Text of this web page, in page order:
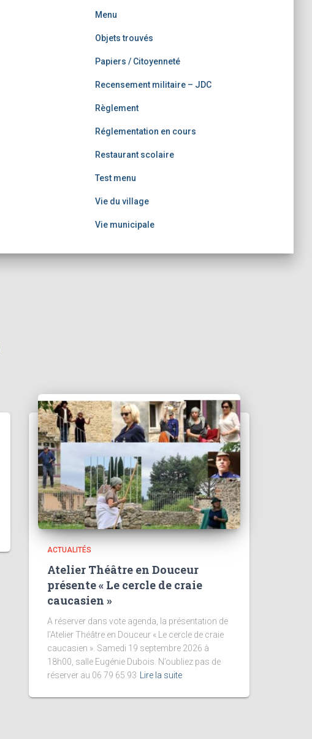
Menu
Objets trouvés
Papiers / Citoyenneté
Recensement militaire – JDC
Règlement
Réglementation en cours
Restaurant scolaire
Test menu
Vie du village
Vie municipale
ACTUALITÉS
Atelier Théâtre en Douceur
présente « Le cercle de craie
caucasien »
A réserver dans vote agenda, la présentation de
l’Atelier Théâtre en Douceur « Le cercle de craie
caucasien ». Samedi 19 septembre 2026 à
18h00, salle Eugénie Dubois. N’oubliez pas de
réserver au 06 79 65 93
Lire la suite